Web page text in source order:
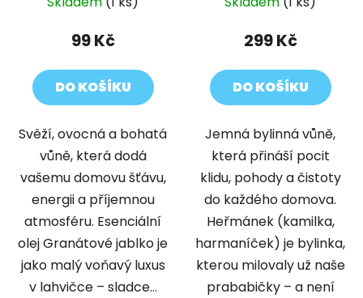
99 Kč
DO KOŠÍKU
Svěží, ovocná a bohatá
vůně, která dodá
vašemu domovu šťávu,
energii a příjemnou
atmosféru. Esenciální
olej Granátové jablko je
jako malý voňavý luxus
v lahvičce – sladce...
299 Kč
DO KOŠÍKU
Jemná bylinná vůně,
která přináší pocit
klidu, pohody a čistoty
do každého domova.
Heřmánek (kamilka,
harmaníček) je bylinka,
kterou milovaly už naše
prababičky – a není